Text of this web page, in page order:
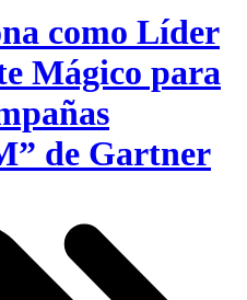
como Líder
Mágico para
de Gartner